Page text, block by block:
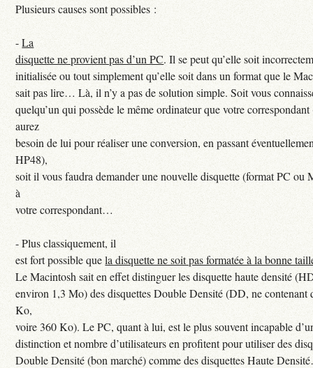
Plusieurs causes sont possibles :
- La
disquette ne provient pas d’un PC. Il se peut qu’elle soit
initialisée ou tout simplement qu’elle soit dans un format que le
sait pas lire… Là, il n’y a pas de solution simple. Soit vous
quelqu’un qui possède le même ordinateur que votre correspondant
aurez
besoin de lui pour réaliser une conversion, en passant
HP48),
soit il vous faudra demander une nouvelle disquette (format PC ou
à
votre correspondant…
- Plus classiquement, il
est fort possible quela disquette ne soit pas formatée à la bonne
Le Macintosh sait en effet distinguer les disquette haute densité
environ 1,3 Mo) des disquettes Double Densité (DD, ne contenant
Ko,
voire 360 Ko). Le PC, quant à lui, est le plus souvent incapable
distinction et nombre d’utilisateurs en profitent pour utiliser des
Double Densité (bon marché) comme des disquettes Haute